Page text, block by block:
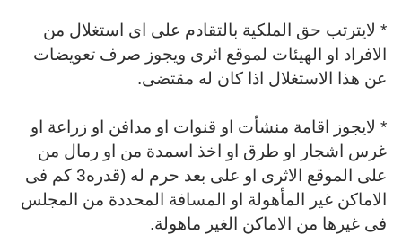
* لايترتب حق الملكية بالتقادم على اى استغلال من
الافراد او الهيئات لموقع اثرى ويجوز صرف تعويضات
عن هذا الاستغلال اذا كان له مقتضى.
* لايجوز اقامة منشأت او قنوات او مدافن او زراعة او
غرس اشجار او طرق او اخذ اسمدة من او رمال من
على الموقع الاثرى او على بعد حرم له (قدره3 كم فى
الاماكن غير المأهولة او المسافة المحددة من المجلس
فى غيرها من الاماكن الغير ماهولة.